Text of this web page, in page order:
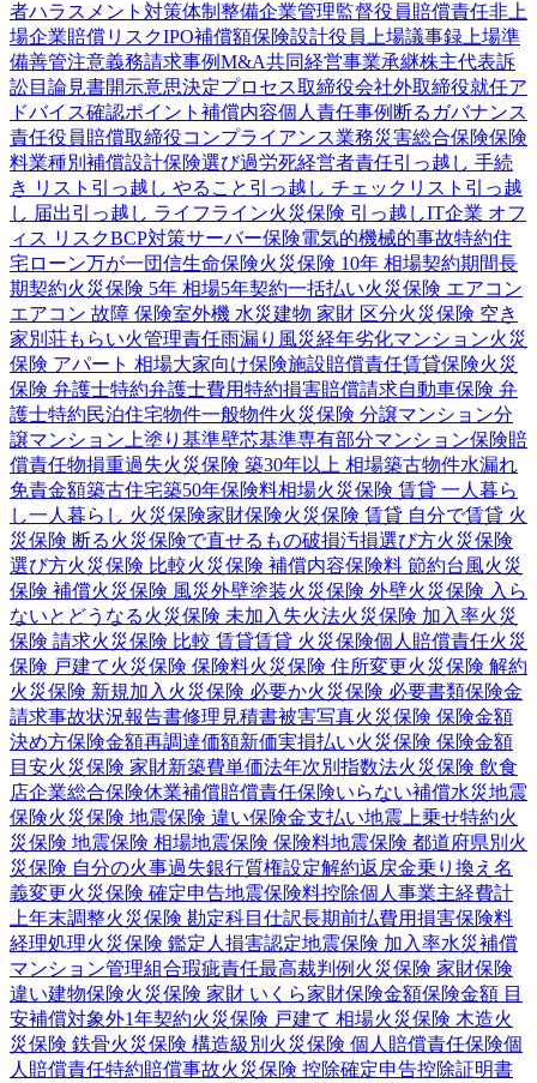
者ハラスメント対策体制整備企業管理監督役員賠償責任非上
場企業賠償リスクIPO補償額保険設計役員 上場議事録 上場準
備善管注意義務請求事例M&A共同経営事業承継株主代表訴
訟目論見書開示意思決定プロセス取締役会社外取締役就任ア
ドバイス確認ポイント 補償内容個人責任事例 断る ガバナンス
責任役員賠償取締役コンプライアンス業務災害総合保険保険
料業種別 補償設計保険選び過労死経営者責任引っ越し 手続
き リスト 引っ越し やること 引っ越し チェックリスト 引っ越
し 届出引っ越し ライフライン火災保険 引っ越しIT企業 オフ
ィス リスクBCP対策サーバー保険電気的機械的事故特約住
宅ローン万が一団信生命保険火災保険 10年 相場契約期間長
期契約火災保険 5年 相場5年契約一括払い火災保険 エアコン
エアコン 故障 保険室外機 水災建物 家財 区分火災保険 空き
家別荘もらい火管理責任雨漏り 風災経年劣化マンション火災
保険 アパート 相場大家向け保険施設賠償責任賃貸保険火災
保険 弁護士特約弁護士費用特約損害賠償請求自動車保険 弁
護士特約民泊住宅物件一般物件火災保険 分譲マンション分
譲マンション 上塗り基準壁芯基準専有部分マンション保険賠
償責任物損重過失火災保険 築30年以上 相場築古物件水漏れ
免責金額築古住宅築50年保険料相場火災保険 賃貸 一人暮ら
し一人暮らし 火災保険家財保険火災保険 賃貸 自分で賃貸 火
災保険 断る火災保険で直せるもの破損汚損選び方火災保険
選び方火災保険 比較火災保険 補償内容保険料 節約台風火災
保険 補償火災保険 風災外壁塗装火災保険 外壁火災保険 入ら
ないとどうなる火災保険 未加入 失火法火災保険 加入率火災
保険 請求火災保険 比較 賃貸賃貸 火災保険個人賠償責任火災
保険 戸建て火災保険 保険料火災保険 住所変更火災保険 解約
火災保険 新規加入 火災保険 必要か火災保険 必要書類保険金
請求事故状況報告書修理見積書被害写真火災保険 保険金額
決め方保険金額再調達価額新価実損払い火災保険 保険金額
目安火災保険 家財新築費単価法年次別指数法火災保険 飲食
店企業総合保険休業補償賠償責任保険いらない補償水災地震
保険火災保険 地震保険 違い保険金支払い地震上乗せ特約火
災保険 地震保険 相場地震保険 保険料地震保険 都道府県別 火
災保険 自分の火事過失銀行質権設定解約返戻金乗り換え 名
義変更火災保険 確定申告地震保険料控除個人事業主経費計
上年末調整火災保険 勘定科目 仕訳長期前払費用損害保険料
経理処理火災保険 鑑定人 損害認定地震保険 加入率水災補償
マンション管理組合瑕疵責任最高裁判例 火災保険 家財保険
違い建物保険火災保険 家財 いくら家財保険金額保険金額 目
安補償対象外1年契約火災保険 戸建て 相場火災保険 木造火
災保険 鉄骨火災保険 構造級別 火災保険 個人賠償責任保険個
人賠償責任特約賠償事故火災保険 控除確定申告控除証明書